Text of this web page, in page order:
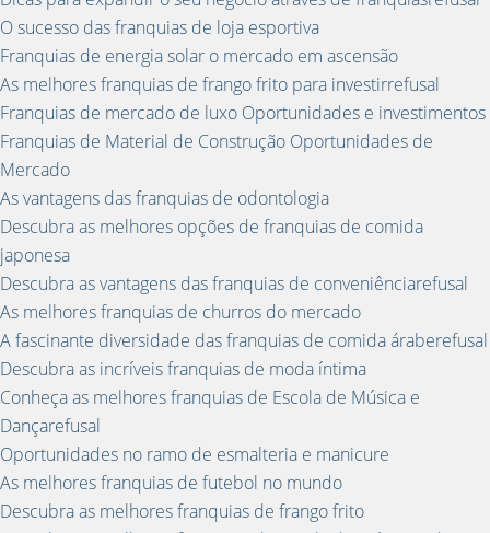
O sucesso das franquias de loja esportiva
Franquias de energia solar o mercado em ascensão
As melhores franquias de frango frito para investirrefusal
Franquias de mercado de luxo Oportunidades e investimentos
Franquias de Material de Construção Oportunidades de
Mercado
As vantagens das franquias de odontologia
Descubra as melhores opções de franquias de comida
japonesa
Descubra as vantagens das franquias de conveniênciarefusal
As melhores franquias de churros do mercado
A fascinante diversidade das franquias de comida áraberefusal
Descubra as incríveis franquias de moda íntima
Conheça as melhores franquias de Escola de Música e
Dançarefusal
Oportunidades no ramo de esmalteria e manicure
As melhores franquias de futebol no mundo
Descubra as melhores franquias de frango frito